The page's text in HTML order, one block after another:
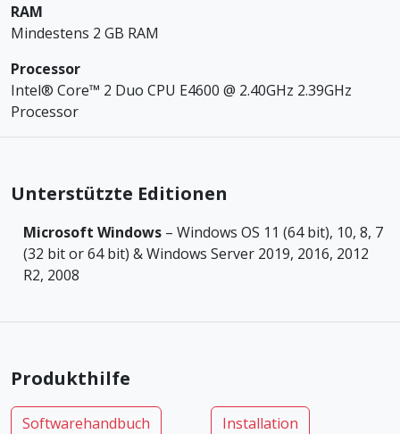
RAM
Mindestens 2 GB RAM
Processor
Intel® Core™ 2 Duo CPU E4600 @ 2.40GHz 2.39GHz
Processor
Unterstützte Editionen
Microsoft Windows – Windows OS 11 (64 bit), 10, 8, 7
(32 bit or 64 bit) & Windows Server 2019, 2016, 2012
R2, 2008
Produkthilfe
Softwarehandbuch Installation